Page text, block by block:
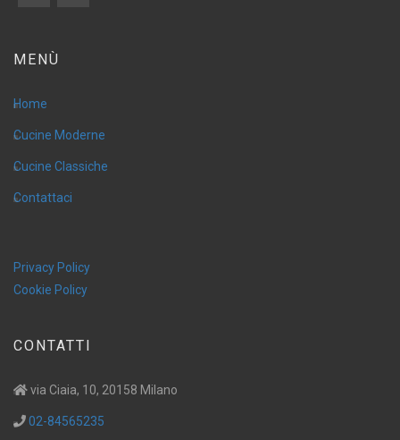
MENÙ
Home
Cucine Moderne
Cucine Classiche
Contattaci
Privacy Policy
Cookie Policy
CONTATTI
via Ciaia, 10, 20158 Milano
02-84565235